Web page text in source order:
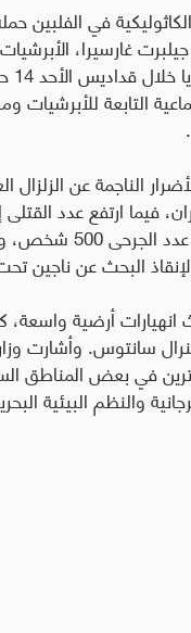
في الفلبين
غارسيرا،
التابعة
آخرون في عداد
البحث عن ناجين
أرضية واسعة،
وأشارت وزارة
في بعض المناطق
والنظم البيئية